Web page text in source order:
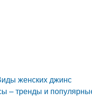
женских джинс
– тренды и